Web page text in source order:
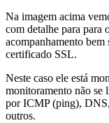
Na imagem acima
com detalhe para para
acompanhamento
certificado SSL.
Neste caso ele está
monitoramento não se
por ICMP (ping),
outros.